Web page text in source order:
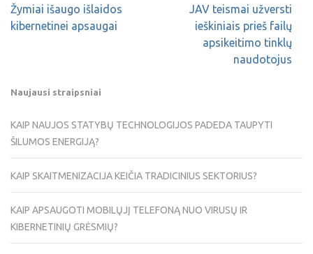
Žymiai išaugo išlaidos
kibernetinei apsaugai
JAV teismai užversti
ieškiniais prieš failų
apsikeitimo tinklų
naudotojus
Naujausi straipsniai
KAIP NAUJOS STATYBŲ TECHNOLOGIJOS PADEDA TAUPYTI
ŠILUMOS ENERGIJĄ?
KAIP SKAITMENIZACIJA KEIČIA TRADICINIUS SEKTORIUS?
KAIP APSAUGOTI MOBILŲJĮ TELEFONĄ NUO VIRUSŲ IR
KIBERNETINIŲ GRĖSMIŲ?